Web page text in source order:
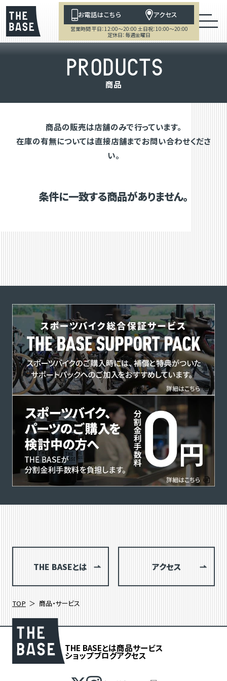
お電話はこちら アクセス
営業時間 平日：12:00～20:00 土日祝：10:00～20:00
定休日：毎週金曜日
PRODUCTS
商品
商品の販売は店舗のみで行っています。
在庫の有無については直接店舗までお問い合わせくださ
い。
条件に一致する商品がありません。
THE BASEとは アクセス
TOP 商品・サービス
THE BASEとは商品サービス
ショップブログアクセス